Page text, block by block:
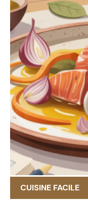
CUISINE FACILE